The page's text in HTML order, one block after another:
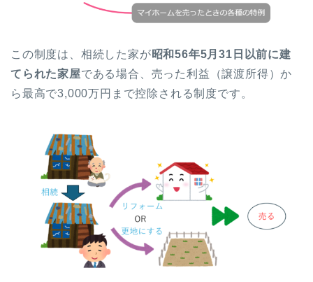
この制度は、相続した家が 昭和56年5月31日以前に建
てられた家屋である場合、売った利益（譲渡所得）か
ら最高で3,000万円まで控除される制度です。